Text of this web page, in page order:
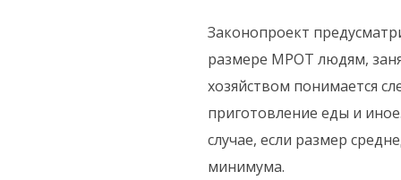
Законопроект
размере МРОТ людям,
хозяйством понимается
приготовление еды и
случае, если размер
минимума.